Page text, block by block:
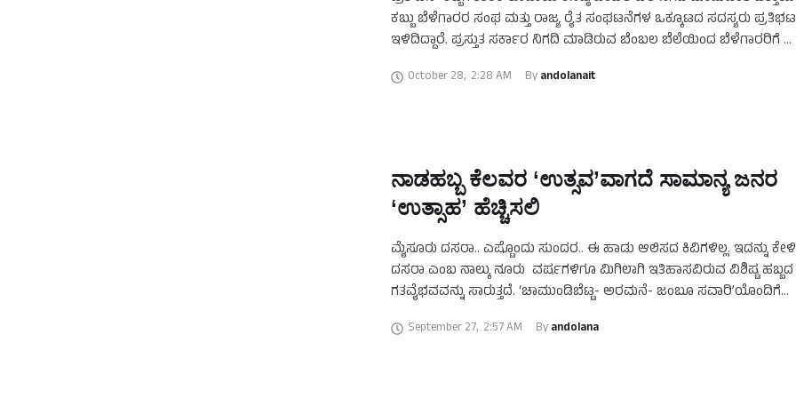
ಕಬ್ಬು ಬೆಳೆಗಾರರ ಸಂಘ ಮತ್ತು ರಾಜ್ಯ ರೈತ ಸಂಘಟನೆಗಳ ಒಕ್ಕೂಟದ ಸದಸ್ಯರು
ಇಳಿದಿದ್ದಾರೆ. ಪ್ರಸ್ತುತ ಸರ್ಕಾರ ನಿಗದಿ ಮಾಡಿರುವ ಬೆಂಬಲ ಬೆಲೆಯಿಂದ ಬೆಳೆಗಾರರಿಗೆ …
October 28, 2:28 AM By andolanait
ನಾಡಹಬ್ಬ ಕೆಲವರ ‘ಉತ್ಸವ’ವಾಗದೆ ಸಾಮಾನ್ಯ ಜನರ
‘ಉತ್ಸಾಹ’ ಹೆಚ್ಚಿಸಲಿ
ಮೈಸೂರು ದಸರಾ.. ಎಷ್ಟೊಂದು ಸುಂದರ.. ಈ ಹಾಡು ಆಲಿಸದ ಕಿವಿಗಳಿಲ್ಲ. ಇದನ್ನು
ದಸರಾ ಎಂಬ ನಾಲ್ಕು ನೂರು ವರ್ಷಗಳಿಗೂ ಮಿಗಿಲಾಗಿ ಇತಿಹಾಸವಿರುವ ವಿಶಿಷ್ಟ ಹಬ್ಬದ
ಗತವೈಭವವನ್ನು ಸಾರುತ್ತದೆ. ‘ಚಾಮುಂಡಿಬೆಟ್ಟ- ಅರಮನೆ- ಜಂಬೂ ಸವಾರಿ’ಯೊಂದಿಗೆ
September 27, 2:57 AM By andolana